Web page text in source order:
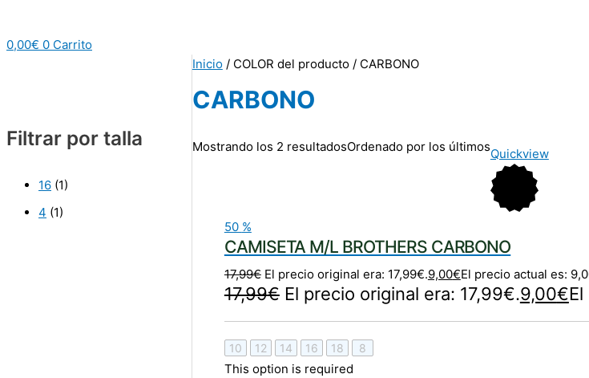
0,00€ 0 Carrito
Filtrar por talla
16 (1)
4 (1)
Inicio/ COLOR del producto / CARBONO
CARBONO
Mostrando los 2 resultadosOrdenado por los últimosQuickview
50 %
CAMISETA M/L BROTHERS CARBONO
17,99€ El precio original era: 17,99€.9,00€El precio actual es:
17,99€ El precio original era: 17,99€.9,00€
10 12 14 16 18 8
This option is required